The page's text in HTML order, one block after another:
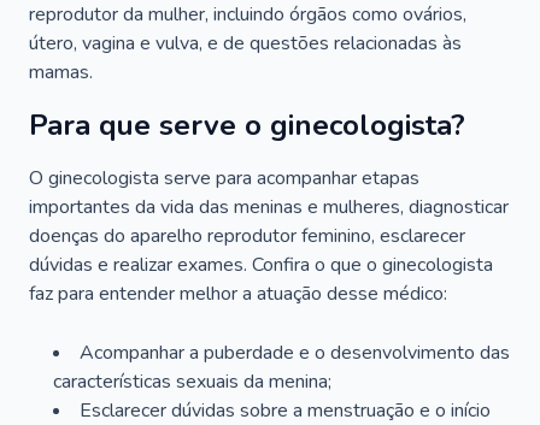
reprodutor da mulher, incluindo órgãos como ovários,
útero, vagina e vulva, e de questões relacionadas às
mamas.
Para que serve o ginecologista?
O ginecologista serve para acompanhar etapas
importantes da vida das meninas e mulheres, diagnosticar
doenças do aparelho reprodutor feminino, esclarecer
dúvidas e realizar exames. Confira o que o ginecologista
faz para entender melhor a atuação desse médico:
Acompanhar a puberdade e o desenvolvimento das
características sexuais da menina;
Esclarecer dúvidas sobre a menstruação e o início